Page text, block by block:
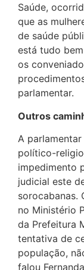
Saúde,
que as
de saúde
está tudo
os
parlamentar.
Outros
A
político-
impedimento
judicial este
sorocabanas.
no Ministério
da Prefeitura
tentativa de
população,
falou